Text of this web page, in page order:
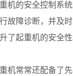
的安全控制系统
故障诊断，并及
了起重机的安全性
常常还配备了先-